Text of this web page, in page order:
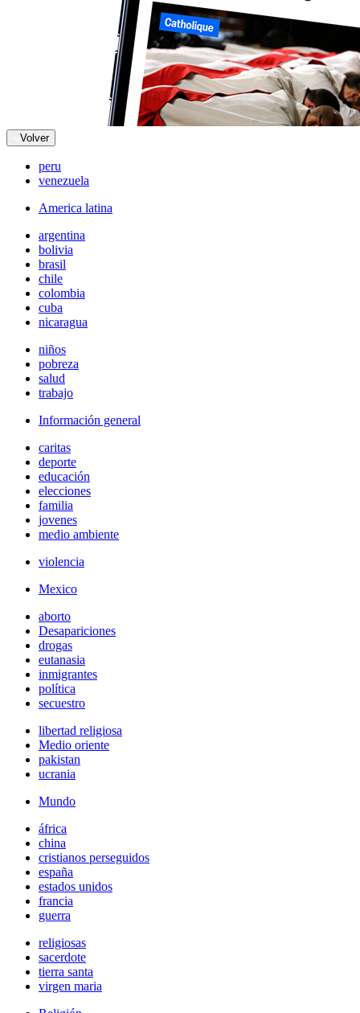
Volver
peru
venezuela
America latina
argentina
bolivia
brasil
chile
colombia
cuba
nicaragua
niños
pobreza
salud
trabajo
Información general
caritas
deporte
educación
elecciones
familia
jovenes
medio ambiente
violencia
Mexico
aborto
Desapariciones
drogas
eutanasia
inmigrantes
política
secuestro
libertad religiosa
Medio oriente
pakistan
ucrania
Mundo
áfrica
china
cristianos perseguidos
españa
estados unidos
francia
guerra
religiosas
sacerdote
tierra santa
virgen maria